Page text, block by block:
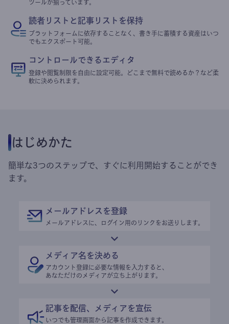
ツールが揃っています。
読者リストと記事リストを保持
プラットフォームに依存することなく、書き手に蓄積する資産はいつ
でもエクスポート可能。
コントロールできるエディタ
登録や閲覧制限を自由に設定可能。どこまで無料で読めるか？など柔
軟に決められます。
はじめかた
簡単な3つのステップで、すぐに利用開始することができ
ます。
メールアドレスを登録
メールアドレスに、ログイン用のリンクをお送りします。
メディア名を決める
アカウント登録に必要な情報を入力すると、
あなただけのメディアが立ち上がります。
記事を配信、メディアを宣伝
いつでも管理画面から記事を作成できます。